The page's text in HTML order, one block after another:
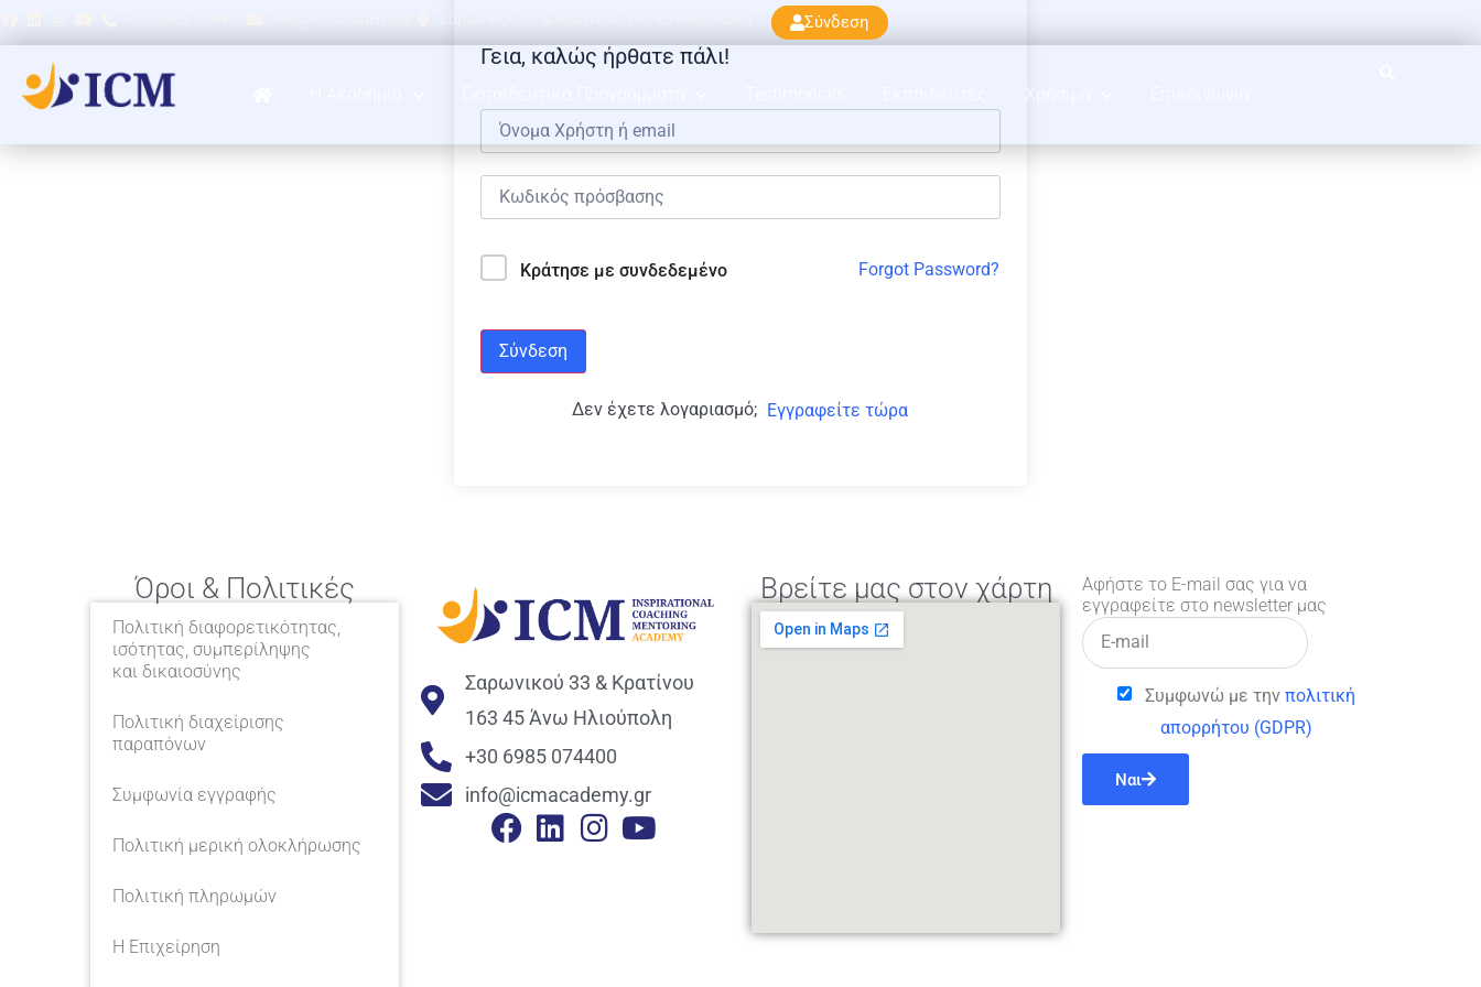
Σύνδεση
Χρήσιμα
Γεια, καλώς ήρθατε πάλι!
Κράτησε με συνδεδεμένο Forgot Password?
Σύνδεση
Δεν έχετε λογαριασμό; Εγγραφείτε τώρα
Όροι & Πολιτικές
Πολιτική διαφορετικότητας,
ισότητας, συμπερίληψης
και δικαιοσύνης
Πολιτική διαχείρισης
παραπόνων
Συμφωνία εγγραφής
Πολιτική μερική ολοκλήρωσης
Πολιτική πληρωμών
Η Επιχείρηση
Σαρωνικού 33 & Κρατίνου
163 45 Άνω Ηλιούπολη
+30 6985 074400
info@icmacademy.gr
Βρείτε μας στον χάρτη
Αφήστε το E-mail σας για να
εγγραφείτε στο newsletter μας
Συμφωνώ με την πολιτική
απορρήτου (GDPR)
Ναι